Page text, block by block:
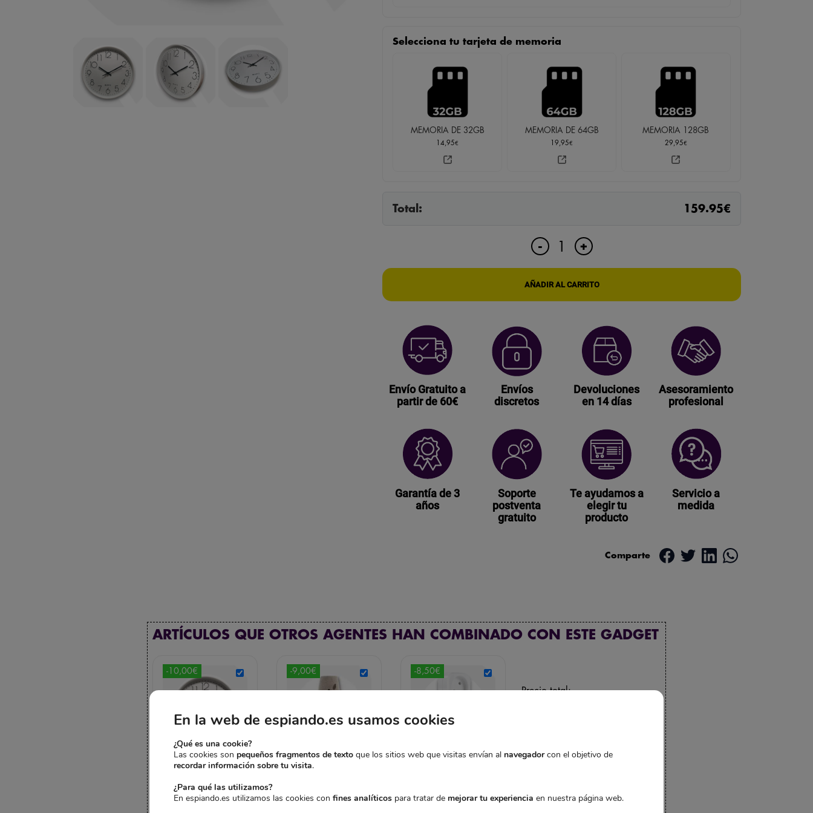
Selecciona tu tarjeta de memoria
MEMORIA DE 32GB
14,95€
MEMORIA DE 64GB
19,95€
MEMORIA 128GB
29,95€
Total: 159.95€
-
RELOJ
DE
IP
DETECCIÓN
MOVIMIENTO
+
AÑADIR AL CARRITO
Envío Gratuito a
partir de 60€
Envíos
discretos
Devoluciones
en 14 días
Asesoramiento
profesional
Garantía de 3
años
Soporte
postventa
gratuito
Te ayudamos a
elegir tu
producto
Servicio a
medida
Comparte
ARTÍCULOS QUE OTROS AGENTES HAN COMBINADO CON ESTE GADGET
-10,00€
RELOJ DE PARED
CON DETECCIÓN
DE MOVIMIENTO
-9,00€
CÁMARA ESPÍA
AUTOMÁTICO DE
-8,50€
ENCHUFE DOBLE
169,95€ El
161,45€El
Precio total:
En la web de espiando.es usamos cookies
¿Qué es una cookie?
Las cookies son pequeños fragmentos de texto que los sitios web que visitas envían al navegadorcon el objetivo de
recordar información sobre tu visita.
¿Para qué las utilizamos?
En espiando.es utilizamos las cookies con fines analíticos para tratar de mejorar tu experiencia en nuestra página web.